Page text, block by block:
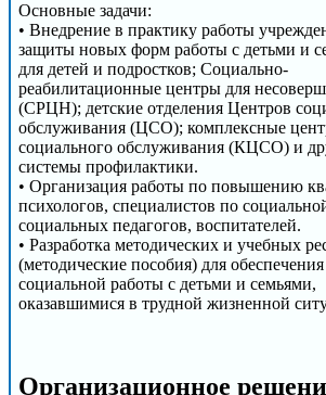
Основные задачи:
• Внедрение в практику работы
защиты новых форм работы с детьми и
для детей и подростков; Социально-
реабилитационные центры для
(СРЦН); детские отделения Центров
обслуживания (ЦСО); комплексные
социального обслуживания (КЦСО) и
системы профилактики.
• Организация работы по повышению
психологов, специалистов по
социальных педагогов, воспитателей.
• Разработка методических и учебных
(методические пособия) для
социальной работы с детьми и семьями,
оказавшимися в трудной жизненной
Организационное